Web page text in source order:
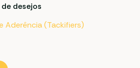
desejos
Aderência (Tackifiers)